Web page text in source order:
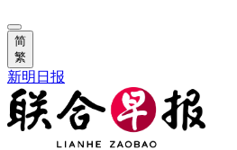
简
繁
新明日报